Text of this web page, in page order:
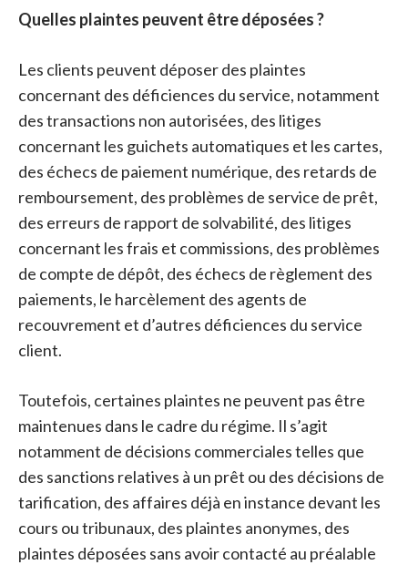
Quelles plaintes peuvent être déposées ?
Les clients peuvent déposer des plaintes
concernant des déficiences du service, notamment
des transactions non autorisées, des litiges
concernant les guichets automatiques et les cartes,
des échecs de paiement numérique, des retards de
remboursement, des problèmes de service de prêt,
des erreurs de rapport de solvabilité, des litiges
concernant les frais et commissions, des problèmes
de compte de dépôt, des échecs de règlement des
paiements, le harcèlement des agents de
recouvrement et d’autres déficiences du service
client.
Toutefois, certaines plaintes ne peuvent pas être
maintenues dans le cadre du régime. Il s’agit
notamment de décisions commerciales telles que
des sanctions relatives à un prêt ou des décisions de
tarification, des affaires déjà en instance devant les
cours ou tribunaux, des plaintes anonymes, des
plaintes déposées sans avoir contacté au préalable